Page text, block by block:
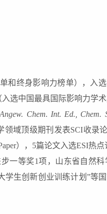
和终身影响力榜单） ，入选
入选中国最具国际影响力学术
Chem. Int. Ed. Chem.
领域 顶级期刊发表SCI收录
）， 5篇论文入选ESI热点
一等奖1项，山东省自然科
学生创新创业训练计划”等